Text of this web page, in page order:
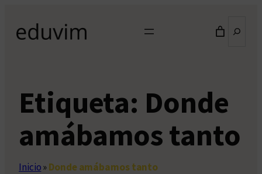
contenido
Etiqueta: Donde
amábamos tanto
Inicio»Donde amábamos tanto